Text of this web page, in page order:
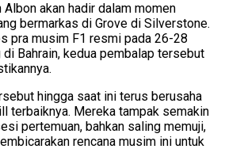
Albon akan hadir dalam momen
bermarkas di Grove di Silverstone.
pra musim F1 resmi pada 26-28
di Bahrain, kedua pembalap tersebut
hingga saat ini terus berusaha
terbaiknya. Mereka tampak semakin
pertemuan, bahkan saling memuji,
rencana musim ini untuk